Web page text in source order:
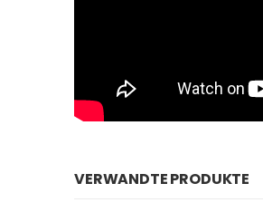
VERWANDTE PRODUKTE